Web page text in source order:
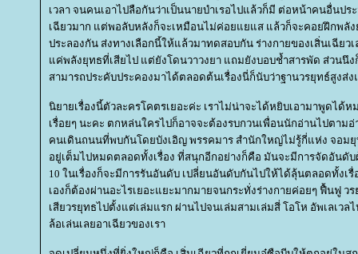
เวลา จนคนเอาไปลือกันว่าเป็นนายบำเรอไปแล้วก็มี ต่อหน้าคนอื่นปร
เฉียวมาก แต่พอลับหลังก็จะเหมือนไม่ค่อยแยแส แล้วก็จะคอยฝึกพลั
ประลองกัน ส่งทางเลือกนี้ให้แล้วมาทดสอบกัน ร่างกายของเสิ่นเฉียวเ
ค่พลังยุทธที่เสียไป แต่ยังโดนวาวงยา แถมยังบอบช้ำสารพัด ส่วนนึ
สามารถประคับประคองมาได้ตลอดต้นเรื่องนี่ก็นับว่าฐานวรยุทธ์สูงส่
นิยายเรื่องนี้ตัวละครโคตรเยอะค่ะ เราไม่น่าจะได้หยิบเอามาพูดได้ห
เรื่อยๆ นะคะ ตกหล่นใครไปก็อาจจะต้องรบกวนเพื่อนนักอ่านไปตามอ่
คนเดินถนนที่พบกันโดยบังเอิญ พรรคมาร สำนักใหญ่ไม่รู้กี่แห่ง จอ
อยู่เต็มไปหมดตลอดทั้งเรื่อง ที่สนุกอีกอย่างก็คือ มันจะมีการจัดอันดั
10 ในเรื่องก็จะมีการรันอันดับ เปลี่ยนอันดับกันไปให้ได้ลุ้นตลอดทั้งเรื่
เองก็ต้องผ่านอะไรเยอะแยะมากมายจนกระทั่งร่างกายค่อยๆ ฟื้นฟู ว
เสียวรยุทธไปตั้งแต่เล่มแรก ผ่านไปจนเล่มสามเล่มสี่ โอโห อัพเลเวล
ล้อเล่นเลยอาเฉียวของเรา